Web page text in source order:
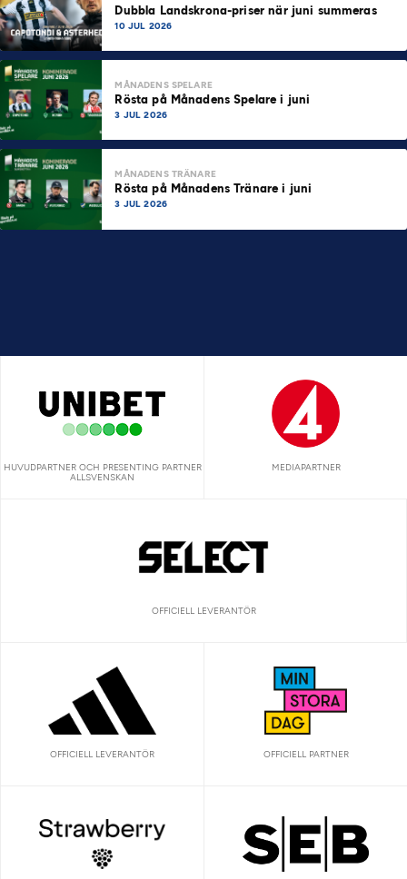
Dubbla Landskrona-priser när juni summeras
10 JUL 2026
MÅNADENS SPELARE
Rösta på Månadens Spelare i juni
3 JUL 2026
MÅNADENS TRÄNARE
Rösta på Månadens Tränare i juni
3 JUL 2026
HUVUDPARTNER OCH PRESENTING PARTNER
ALLSVENSKAN
MEDIAPARTNER
OFFICIELL LEVERANTÖR
OFFICIELL LEVERANTÖR OFFICIELL PARTNER